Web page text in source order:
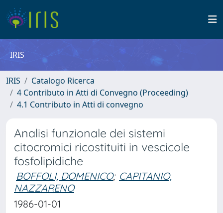
IRIS
IRIS
Catalogo Ricerca
4 Contributo in Atti di Convegno (Proceeding)
4.1 Contributo in Atti di convegno
Analisi funzionale dei sistemi
citocromici ricostituiti in vescicole
fosfolipidiche
BOFFOLI, DOMENICO; CAPITANIO,
NAZZARENO
1986-01-01